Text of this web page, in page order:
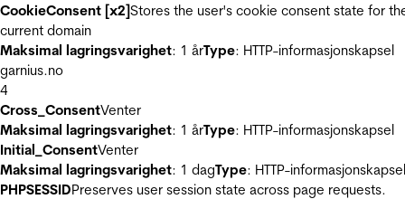
CookieConsent [x2]Stores the user's cookie consent state for
current domain
Maksimal lagringsvarighet: 1 årType: HTTP-informasjonskapsel
garnius.no
4
Cross_ConsentVenter
Maksimal lagringsvarighet: 1 årType: HTTP-informasjonskapsel
Initial_ConsentVenter
Maksimal lagringsvarighet: 1 dagType: HTTP-informasjonskapsel
PHPSESSIDPreserves user session state across page requests.